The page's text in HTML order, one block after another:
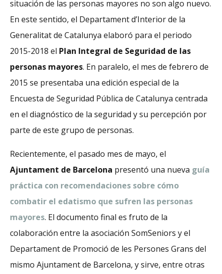
situación de las personas mayores no son algo nuevo.
En este sentido, el Departament d’Interior de la
Generalitat de Catalunya elaboró para el periodo
2015-2018 el Plan Integral de Seguridad de las
personas mayores. En paralelo, el mes de febrero de
2015 se presentaba una edición especial de la
Encuesta de Seguridad Pública de Catalunya centrada
en el diagnóstico de la seguridad y su percepción por
parte de este grupo de personas.
Recientemente, el pasado mes de mayo, el
Ajuntament de Barcelona presentó una nueva guía
práctica con recomendaciones sobre cómo
combatir el edatismo que sufren las personas
mayores. El documento final es fruto de la
colaboración entre la asociación SomSeniors y el
Departament de Promoció de les Persones Grans del
mismo Ajuntament de Barcelona, y sirve, entre otras